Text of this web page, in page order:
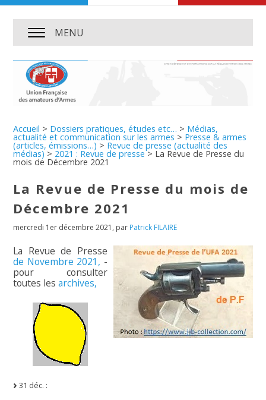
MENU
Accueil > Dossiers pratiques, études etc… > Médias,
actualité et communication sur les armes > Presse & armes
(articles, émissions…) > Revue de presse (actualité des
médias)> 2021 : Revue de presse> La Revue de Presse du
mois de Décembre 2021
La Revue de Presse du mois de
Décembre 2021
mercredi 1er décembre 2021, par Patrick FILAIRE
La Revue de Presse
de Novembre 2021, -
pour consulter
toutes lesarchives,
31 déc. :